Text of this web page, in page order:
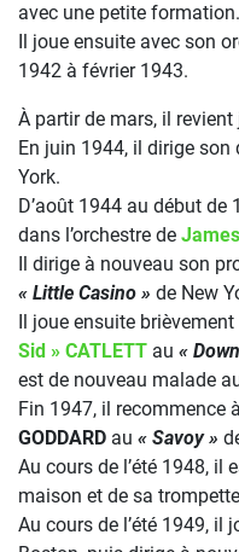
avec une petite formation.
Il joue ensuite avec son
1942 à février 1943.
À partir de mars, il revient
En juin 1944, il dirige son
York.
D’août 1944 au début de
dans l’orchestre de
Il dirige à nouveau son
« Little Casino » de New
Il joue ensuite brièvement
Sid » CATLETT au «
est de nouveau malade
Fin 1947, il recommence
GODDARD au « Savoy »
Au cours de l’été 1948, il
maison et de sa
Au cours de l’été 1949, il